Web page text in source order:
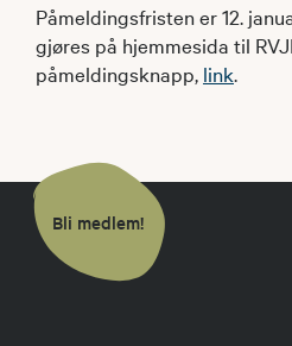
Påmeldingsfristen er 12.
gjøres på hjemmesida til
påmeldingsknapp, link.
Bli medlem!